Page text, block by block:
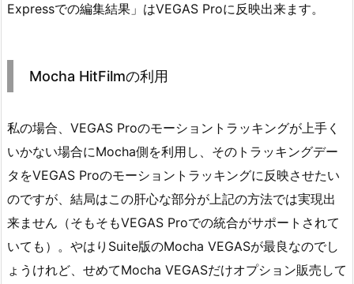
Expressでの編集結果」はVEGAS Proに反映出来ます。
Mocha HitFilmの利用
私の場合、VEGAS Proのモーショントラッキングが上手く
いかない場合にMocha側を利用し、そのトラッキングデー
タをVEGAS Proのモーショントラッキングに反映させたい
のですが、結局はこの肝心な部分が上記の方法では実現出
来ません（そもそもVEGAS Proでの統合がサポートされて
いても）。やはりSuite版のMocha VEGASが最良なのでし
ょうけれど、せめてMocha VEGASだけオプション販売して